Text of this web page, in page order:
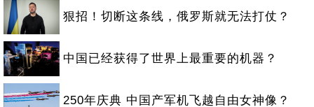
狠招！切断这条线，俄罗斯就无法打仗？
中国已经获得了世界上最重要的机器？
250年庆典 中国产军机飞越自由女神像？